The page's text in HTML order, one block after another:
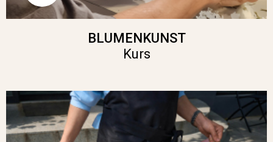
BLUMENKUNST
Kurs